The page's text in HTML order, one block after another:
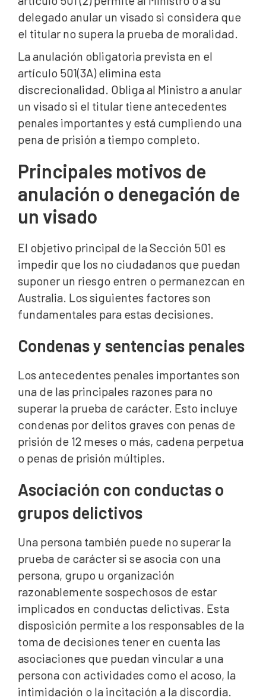
delegado anular un visado si considera que
el titular no supera la prueba de moralidad.
La anulación obligatoria prevista en el
artículo 501(3A) elimina esta
discrecionalidad. Obliga al Ministro a anular
un visado si el titular tiene antecedentes
penales importantes y está cumpliendo una
pena de prisión a tiempo completo.
Principales motivos de
anulación o denegación de
un visado
El objetivo principal de la Sección 501 es
impedir que los no ciudadanos que puedan
suponer un riesgo entren o permanezcan en
Australia. Los siguientes factores son
fundamentales para estas decisiones.
Condenas y sentencias penales
Los antecedentes penales importantes son
una de las principales razones para no
superar la prueba de carácter. Esto incluye
condenas por delitos graves con penas de
prisión de 12 meses o más, cadena perpetua
o penas de prisión múltiples.
Asociación con conductas o
grupos delictivos
Una persona también puede no superar la
prueba de carácter si se asocia con una
persona, grupo u organización
razonablemente sospechosos de estar
implicados en conductas delictivas. Esta
disposición permite a los responsables de la
toma de decisiones tener en cuenta las
asociaciones que puedan vincular a una
persona con actividades como el acoso, la
intimidación o la incitación a la discordia.